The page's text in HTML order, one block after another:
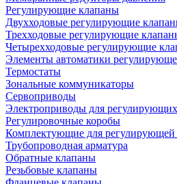
Регулирующие клапаны
Двухходовые регулирующие
Трехходовые регулирующие
Четырехходовые регулирующие
Элементы автоматики
Термостаты
Зональные коммуникаторы
Сервоприводы
Электроприводы для
Регулировочные коробы
Комплектующие для регулирующей
Трубопроводная арматура
Обратные клапаны
Резьбовые клапаны